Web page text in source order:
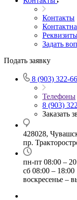
Контакты
Задать
Подать заявку
8 (903) 322-
Телефоны
8 (903)
Заказать
428028,
пр.
пн-пт 08:00 –
сб 08:00 – 18:00
воскресенье –